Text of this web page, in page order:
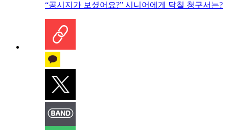
“공시지가 보셨어요?” 시니어에게 닥칠 청구서는?